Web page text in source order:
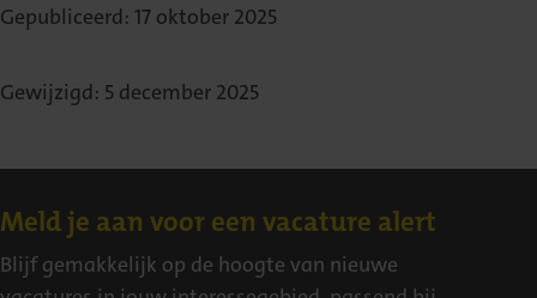
Gepubliceerd: 17 oktober 2025
Gewijzigd: 5 december 2025
Contact
Meld je aan voor een vacature alert
Blijf gemakkelijk op de hoogte van nieuwe